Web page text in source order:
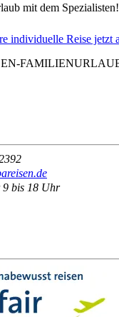
mit dem Spezialisten!
individuelle Reise jetzt
9 bis 18 Uhr